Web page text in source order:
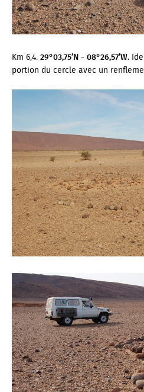
Km 6,4.29°03,75’N - 08°26,57’W.
portion du cercle avec un